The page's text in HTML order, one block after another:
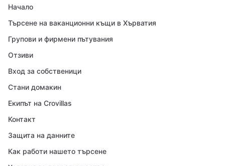
Начало
Търсене на ваканционни къщи в Хърватия
Групови и фирмени пътувания
Отзиви
Вход за собственици
Стани домакин
Екипът на Crovillas
Контакт
Защита на данните
Как работи нашето търсене